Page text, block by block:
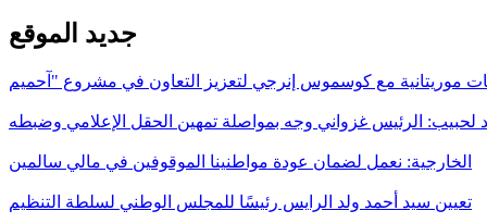
جديد الموقع
لحبيب: الرئيس غزواني وجه بمواصلة تمهين الحقل الإعلامي وضبطه
الخارجية: نعمل لضمان عودة مواطنينا الموقوفين في مالي سالمين
تعيين سيد أحمد ولد الرايس رئيسًا للمجلس الوطني لسلطة التنظيم